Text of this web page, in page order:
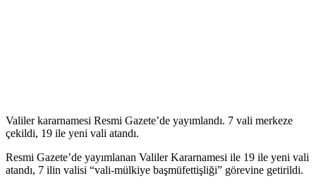
Valiler kararnamesi Resmi Gazete’de yayımlandı. 7 vali merkeze
çekildi, 19 ile yeni vali atandı.
Resmi Gazete’de yayımlanan Valiler Kararnamesi ile 19 ile yeni vali
atandı, 7 ilin valisi “vali-mülkiye başmüfettişliği” görevine getirildi.